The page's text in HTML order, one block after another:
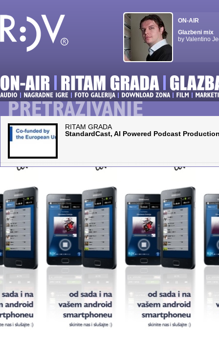
ON-AIR
Glazbeni mix
by Valentino
RITAM GRADA
StandardCast, AI Powered Podcast